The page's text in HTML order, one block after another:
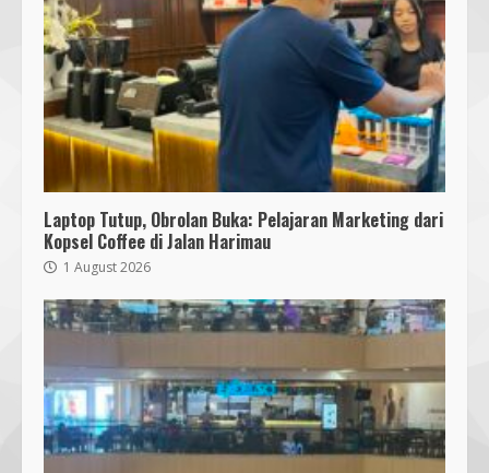
Laptop Tutup, Obrolan Buka: Pelajaran Marketing dari
Kopsel Coffee di Jalan Harimau
1 August 2026